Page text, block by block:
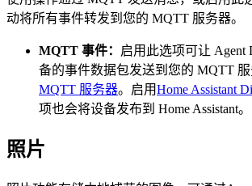
动将所有事件转发到您的 MQTT 服务器。
MQTT 事件： 启用此选项可让 Agent
备的事件数据包发送到您的 MQTT
MQTT 服务器。启用Home Assistant
项也会将设备发布到 Home Assistant。
照片